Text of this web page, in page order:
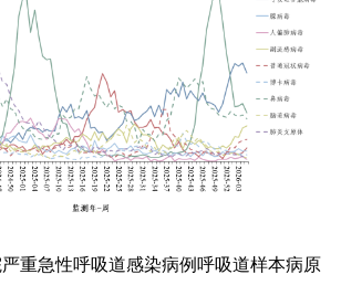
重急性呼吸道感染病例呼吸道样本病原